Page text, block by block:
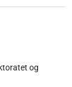
og